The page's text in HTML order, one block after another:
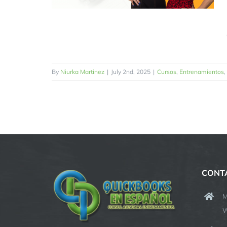
By Niurka Martinez | July 2nd, 2025 | Cursos, Entrenamientos,